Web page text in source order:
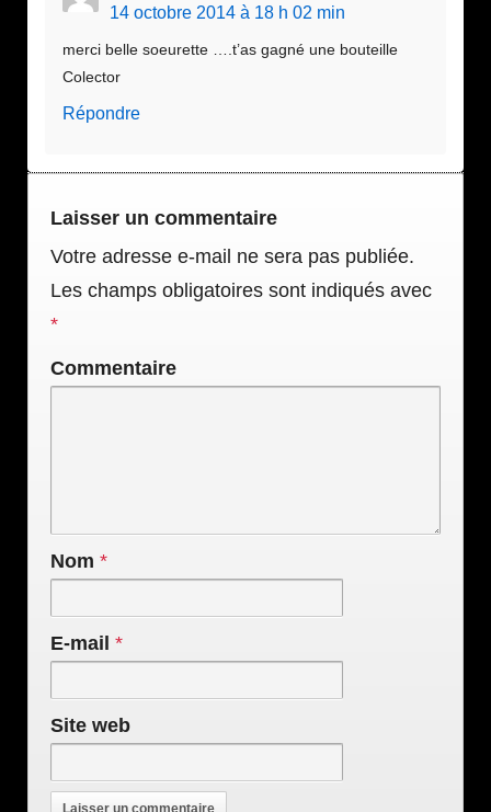
14 octobre 2014 à 18 h 02 min
merci belle soeurette ….t’as gagné une bouteille
Colector
Répondre
Laisser un commentaire
Votre adresse e-mail ne sera pas publiée.
Les champs obligatoires sont indiqués avec
*
Commentaire
Nom *
E-mail *
Site web